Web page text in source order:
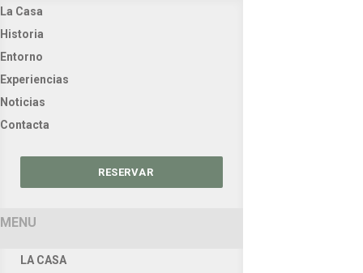
La Casa
Historia
Entorno
Experiencias
Noticias
Contacta
RESERVAR
MENU
LA CASA